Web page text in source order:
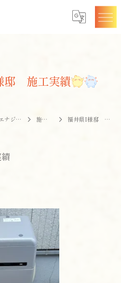
邸 施工実績
住宅の蓄電池なら株式会社エナジークオリティー 施工事例 福井県I様邸 施工実績